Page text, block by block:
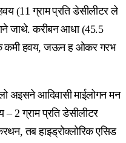
(11 ग्राम प्रति डेसीलीटर ले
जाथे. करीबन आधा (45.5
कमी हवय, जऊन ह ओकर गरभ
अइसने आदिवासी माईलोगन मन
2 ग्राम प्रति डेसीलीटर
तब हाइड्रोक्लोरिक एसिड